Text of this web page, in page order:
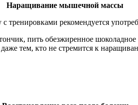
Наращивание мышечной массы
рекомендуется
пить обезжиренное
тем, кто не стремится к